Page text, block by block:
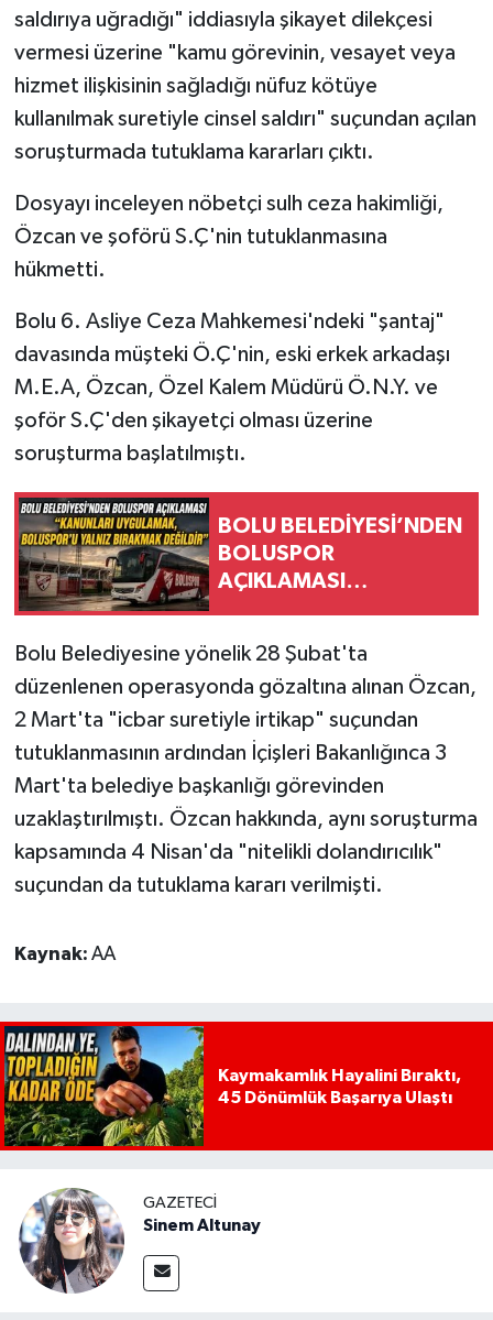
saldırıya uğradığı" iddiasıyla şikayet dilekçesi
vermesi üzerine "kamu görevinin, vesayet veya
hizmet ilişkisinin sağladığı nüfuz kötüye
kullanılmak suretiyle cinsel saldırı" suçundan açılan
soruşturmada tutuklama kararları çıktı.
Dosyayı inceleyen nöbetçi sulh ceza hakimliği,
Özcan ve şoförü S.Ç'nin tutuklanmasına
hükmetti.
Bolu 6. Asliye Ceza Mahkemesi'ndeki "şantaj"
davasında müşteki Ö.Ç'nin, eski erkek arkadaşı
M.E.A, Özcan, Özel Kalem Müdürü Ö.N.Y. ve
şoför S.Ç'den şikayetçi olması üzerine
soruşturma başlatılmıştı.
BOLU BELEDİYESİ’NDEN
BOLUSPOR
AÇIKLAMASI
BOLUSPOR’U YALNIZ
BIRAKMAK DEĞİLDİR”
Bolu Belediyesine yönelik 28 Şubat'ta
düzenlenen operasyonda gözaltına alınan Özcan,
2 Mart'ta "icbar suretiyle irtikap" suçundan
tutuklanmasının ardından İçişleri Bakanlığınca 3
Mart'ta belediye başkanlığı görevinden
uzaklaştırılmıştı. Özcan hakkında, aynı soruşturma
kapsamında 4 Nisan'da "nitelikli dolandırıcılık"
suçundan da tutuklama kararı verilmişti.
Kaynak: AA
Kaymakamlık Hayalini Bıraktı,
45 Dönümlük Başarıya Ulaştı
GAZETECI
Sinem Altunay